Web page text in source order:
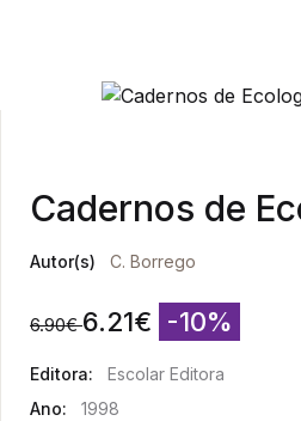
Cadernos de
Autor(s) C. Borrego
6.90€ 6.21€ -10%
Editora:
Escolar Editora
Ano:
1998